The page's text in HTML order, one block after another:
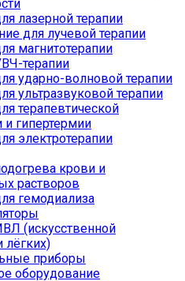
лазерной терапии
для лучевой терапии
магнитотерапии
терапии
ударно-волновой терапии
ультразвуковой терапии
терапевтической
и гипертермии
электротерапии
крови и
растворов
гемодиализа
(искусственной
лёгких)
приборы
оборудование